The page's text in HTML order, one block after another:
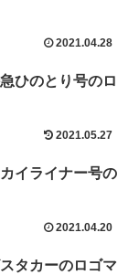
2021.04.28
ひのとり号のロ
2021.05.27
イライナー号の
2021.04.20
タカーのロゴマ